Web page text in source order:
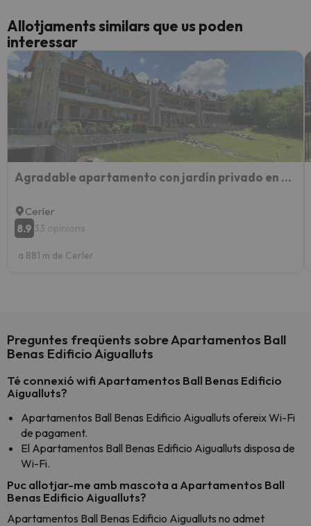
Allotjaments similars que us poden
interessar
Agradable apartamento con jardín privado en Cerler
Cerler
8.9 33 opinions
a 881 m de Cerler
Preguntes freqüents sobre Apartamentos Ball
Benas Edificio Aigualluts
Té connexió wifi Apartamentos Ball Benas Edificio
Aigualluts?
Apartamentos Ball Benas Edificio Aigualluts ofereix Wi-Fi
de pagament.
El Apartamentos Ball Benas Edificio Aigualluts disposa de
Wi-Fi.
Puc allotjar-me amb mascota a Apartamentos Ball
Benas Edificio Aigualluts?
Apartamentos Ball Benas Edificio Aigualluts no admet